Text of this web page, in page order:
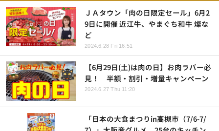
ＪＡタウン「肉の日限定セール」6月2
9日に開催 近江牛、やまぐち和牛 燦な
ど
2024.6.28 Fri 16:51
【6月29日(土)は肉の日】お肉ラバー必
見！ 半額・割引・増量キャンペーン
2024.6.27 Thu 11:20
「日本の大食まつりin高槻市（7/6-7/